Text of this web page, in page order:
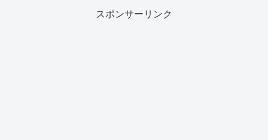
スポンサーリンク